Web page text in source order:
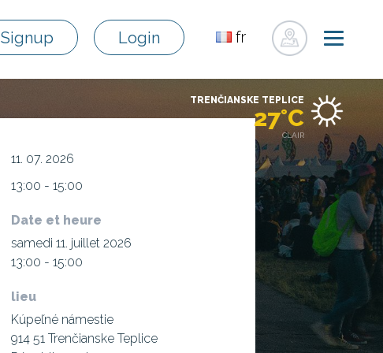
Signup Login
fr
de
TRENČIANSKE TEPLICE
27°C
CLAIR
11. 07. 2026
13:00 - 15:00
Date et heure
samedi 11. juillet 2026
13:00 - 15:00
lieu
Kúpeľné námestie
914 51 Trenčianske Teplice